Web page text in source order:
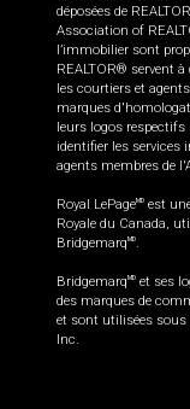
déposées de
Association of
l’immobilier sont
REALTOR® servent
les courtiers et
marques
leurs logos respectifs
identifier les
agents membres de
Royal LePageMD est
Royale du Canada,
BridgemarqMD
BridgemarqMD et ses
des marques de
et sont utilisées sous
Inc.